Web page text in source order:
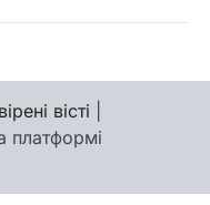
вісті
платформі